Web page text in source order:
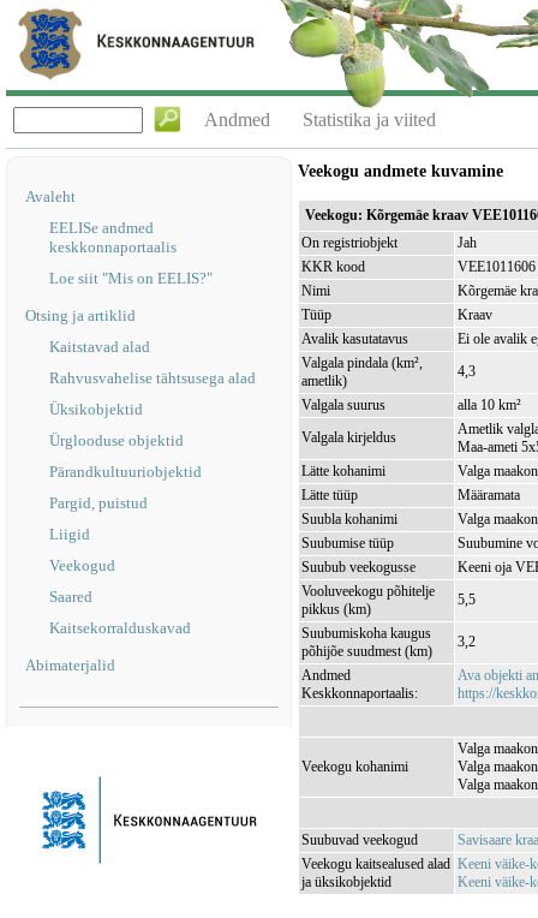
Andmed Statistika ja viited
Avaleht
EELISe andmed
keskkonnaportaalis
Loe siit "Mis on EELIS?"
Otsing ja artiklid
Kaitstavad alad
Rahvusvahelise tähtsusega alad
Üksikobjektid
Ürglooduse objektid
Pärandkultuuriobjektid
Pargid, puistud
Liigid
Veekogud
Saared
Kaitsekorralduskavad
Abimaterjalid
Veekogu andmete kuvamine
Veekogu: Kõrgemäe kraav
On registriobjekt
Jah
KKR kood
VEE1011606
Nimi
Kõrgemäe
Tüüp
Kraav
Avalik kasutatavus
Ei ole avalik
Valgala pindala (km²,
ametlik)
4,3
Valgala suurus
alla 10 km²
Valgala kirjeldus
Ametlik
Maa-ameti
Lätte kohanimi
Valga
Lätte tüüp
Määramata
Suubla kohanimi
Valga
Suubumise tüüp
Suubumine
Suubub veekogusse
Keeni oja
Vooluveekogu põhitelje
pikkus (km)
5,5
Suubumiskoha kaugus
põhijõe suudmest (km)
3,2
Andmed
Keskkonnaportaalis:
Ava objekti
https://
Veekogu kohanimi
Valga
Valga
Valga
Suubuvad veekogud
Savisaare
Veekogu kaitsealused alad
ja üksikobjektid
Keeni väike-
Keeni väike-